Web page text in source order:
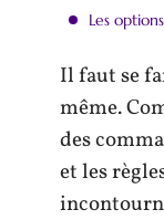
Les
Il faut se
même.
des
et les